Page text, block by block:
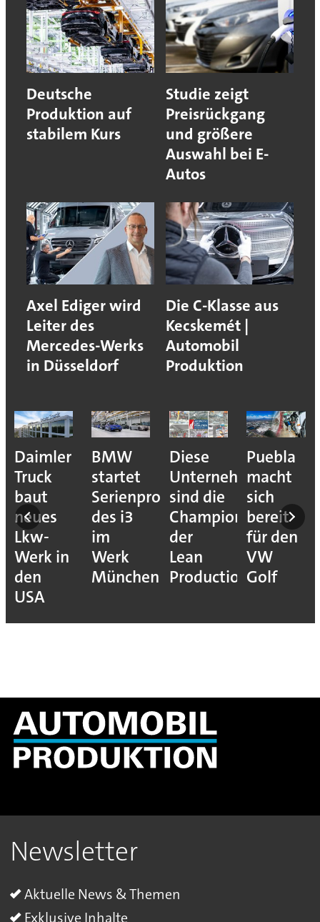
Deutsche
Produktion auf
stabilem Kurs
Studie zeigt
Preisrückgang
und größere
Auswahl bei E-
Autos
Axel Ediger wird
Leiter des
Mercedes-Werks
in Düsseldorf
Die C-Klasse aus
Kecskemét |
Automobil
Produktion
BMW
startet
Serienproduktion
des i3
im
Werk
München
Diese
Unternehmen
sind die
Champions
der
Lean
Production
Puebla
macht
sich
bereit
für den
VW
Golf
Lucid
kündigt
Neustart“
an
Newsletter
Aktuelle News & Themen
Exklusive Inhalte